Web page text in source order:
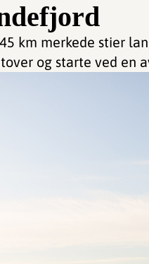
km merkede stier
og starte ved en